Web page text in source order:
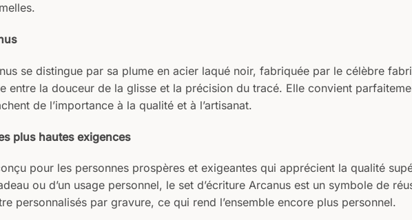
se distingue par sa plume en acier laqué noir, fabriquée par le célèbre
entre la douceur de la glisse et la précision du tracé. Elle convient
de l’importance à la qualité et à l’artisanat.
plus hautes exigences
pour les personnes prospères et exigeantes qui apprécient la qualité
ou d’un usage personnel, le set d’écriture Arcanus est un symbole de
personnalisés par gravure, ce qui rend l’ensemble encore plus personnel.